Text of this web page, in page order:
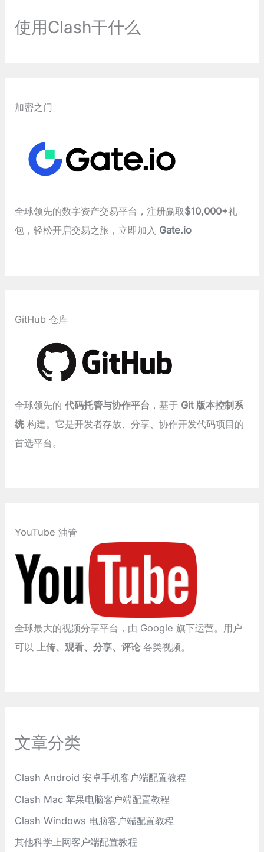
使用Clash干什么
加密之门
全球领先的数字资产交易平台，注册赢取$10,000+礼
包，轻松开启交易之旅，立即加入 Gate.io
GitHub 仓库
全球领先的代码托管与协作平台 ，基于 Git 版本控制系
统构建。它是开发者存放、分享、协作开发代码项目的
首选平台。
YouTube 油管
全球最大的视频分享平台，由 Google 旗下运营。用户
可以
上传、观看、分享、评论 各类视频。
文章分类
Clash Android 安卓手机客户端配置教程
Clash Mac 苹果电脑客户端配置教程
Clash Windows 电脑客户端配置教程
其他科学上网客户端配置教程